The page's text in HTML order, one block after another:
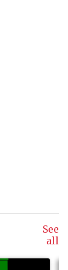
See
all